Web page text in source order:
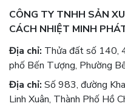
CÔNG TY TNHH SẢN
CÁCH NHIỆT MINH
Địa chỉ: Thửa đất số 140,
phố Bến Tượng, Phường
Địa chỉ: Số 983, đường
Linh Xuân, Thành Phố Hồ